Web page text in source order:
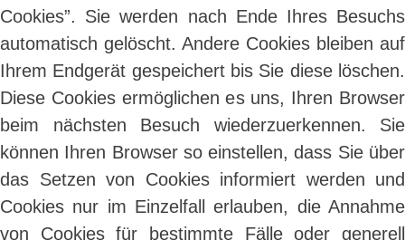
Cookies”. Sie werden nach Ende Ihres Besuchs
automatisch gelöscht. Andere Cookies bleiben auf
Ihrem Endgerät gespeichert bis Sie diese löschen.
Diese Cookies ermöglichen es uns, Ihren Browser
beim nächsten Besuch wiederzuerkennen. Sie
können Ihren Browser so einstellen, dass Sie über
das Setzen von Cookies informiert werden und
Cookies nur im Einzelfall erlauben, die Annahme
von Cookies für bestimmte Fälle oder generell